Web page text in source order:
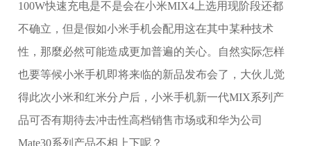
100W快速充电是不是会在小米MIX4上选用现阶段还都
不确立，但是假如小米手机会配用这在其中某种技术
性，那麼必然可能造成更加普遍的关心。自然实际怎样
也要等候小米手机即将来临的新品发布会了，大伙儿觉
得此次小米和红米分户后，小米手机新一代MIX系列产
品可否有期待去冲击性高档销售市场或和华为公司
Mate30系列产品不相上下呢？